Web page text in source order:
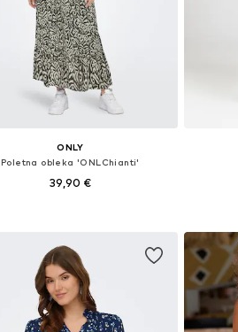
ONLY
Poletna obleka 'ONLChianti'
39,90 €